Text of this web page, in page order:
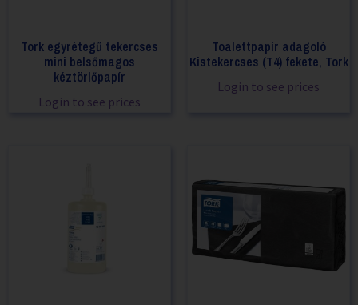
Tork egyrétegű tekercses
mini belsőmagos
kéztörlőpapír
Login to see prices
Toalettpapír adagoló
Kistekercses (T4) fekete, Tork
Login to see prices